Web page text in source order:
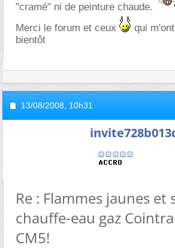
"cramé" ni de peinture chaude.
Merci le forum et ceux
qui
bientôt
13/08/2008, 10h31
Re : Flammes jaunes et
chauffe-eau gaz
CM5!